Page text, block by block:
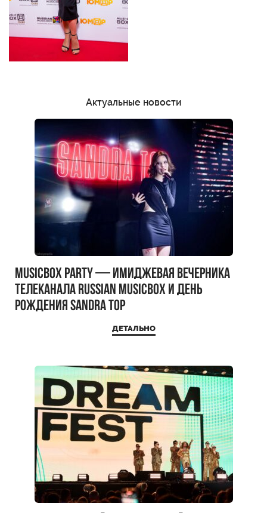
Актуальные новости
MUSICBOX PARTY — имиджевая вечерника
телеканала RUSSIAN MUSICBOX и день
рождения Sandra Top
ДЕТАЛЬНО